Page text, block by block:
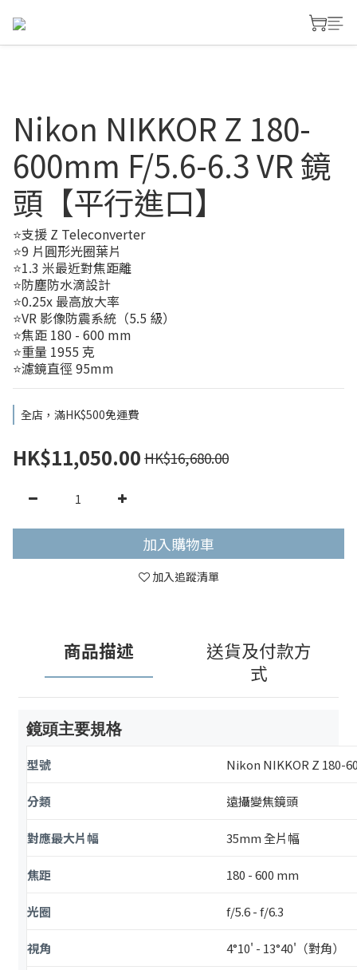
Nikon NIKKOR Z 180-
600mm F/5.6-6.3 VR 鏡
頭【平行進口】
⭐支援 Z Teleconverter
⭐9 片圓形光圈葉片
⭐1.3 米最近對焦距離
⭐防塵防水滴設計
⭐0.25x 最高放大率
⭐VR 影像防震系統（5.5 級）
⭐焦距 180 - 600 mm
⭐重量 1955 克
⭐濾鏡直徑 95mm
全店，滿HK$500免運費
HK$11,050.00 HK$16,680.00
加入購物車
加入追蹤清單
商品描述
送貨及付款方
式
鏡頭主要規格
型號 Nikon NIKKOR Z 180-
分類 遠攝變焦鏡頭
對應最大片幅 35mm 全片幅
焦距 180 - 600 mm
光圈 f/5.6 - f/6.3
視角 4°10' - 13°40'（對角）